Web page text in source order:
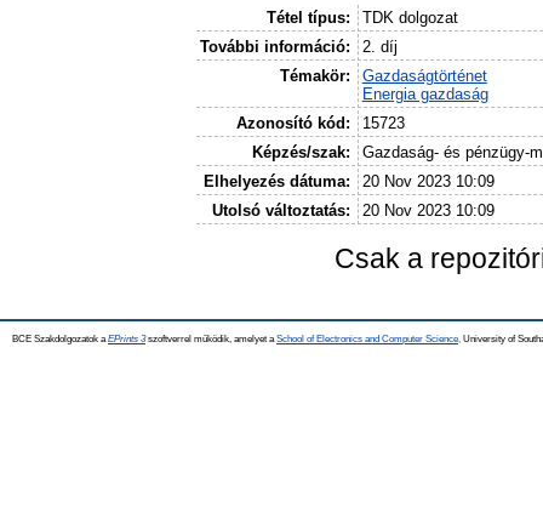
Tétel típus:
TDK dolgozat
További információ:
2. díj
Témakör:
Gazdaságtörténet
Energia gazdaság
Azonosító kód:
15723
Képzés/szak:
Gazdaság- és pénzügy-
Elhelyezés dátuma:
20 Nov 2023 10:09
Utolsó változtatás:
20 Nov 2023 10:09
Csak a
BCE Szakdolgozatok a EPrints 3szoftverrel működik, amelyet a School of Electronics and Computer Science, University of